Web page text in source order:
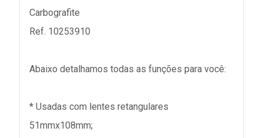
Carbografite
Ref. 10253910
Abaixo detalhamos todas as funções para você:
* Usadas com lentes retangulares
51mmx108mm;